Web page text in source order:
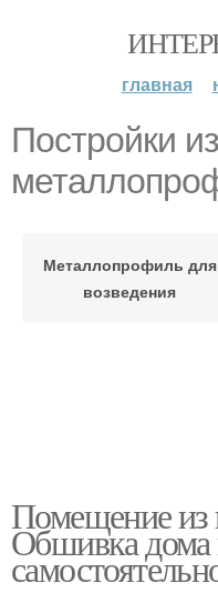
главная
Постройки из
Металлопрофиль для
возведения
Помещение из
Обшивка дома